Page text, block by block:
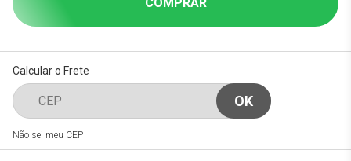
Calcular o Frete
Não sei meu CEP